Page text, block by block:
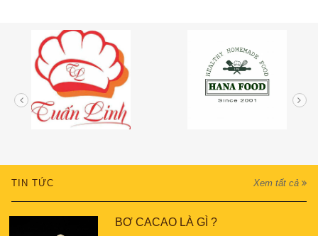
TIN TỨC Xem tất cả
BƠ CACAO LÀ GÌ ?